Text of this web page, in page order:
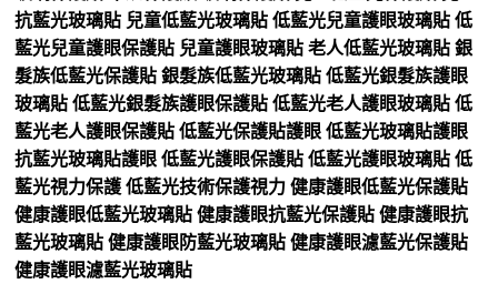
抗藍光玻璃貼 兒童低藍光玻璃貼低藍光兒童護眼玻璃貼低
藍光兒童護眼保護貼 兒童護眼玻璃貼老人低藍光玻璃貼銀
髮族低藍光保護貼銀髮族低藍光玻璃貼低藍光銀髮族護眼
玻璃貼低藍光銀髮族護眼保護貼低藍光老人護眼玻璃貼低
藍光老人護眼保護貼低藍光保護貼護眼低藍光玻璃貼護眼
抗藍光玻璃貼護眼低藍光護眼保護貼低藍光護眼玻璃貼低
藍光視力保護低藍光技術保護視力健康護眼低藍光保護貼
健康護眼低藍光玻璃貼健康護眼抗藍光保護貼健康護眼抗
藍光玻璃貼健康護眼防藍光玻璃貼健康護眼濾藍光保護貼
健康護眼濾藍光玻璃貼